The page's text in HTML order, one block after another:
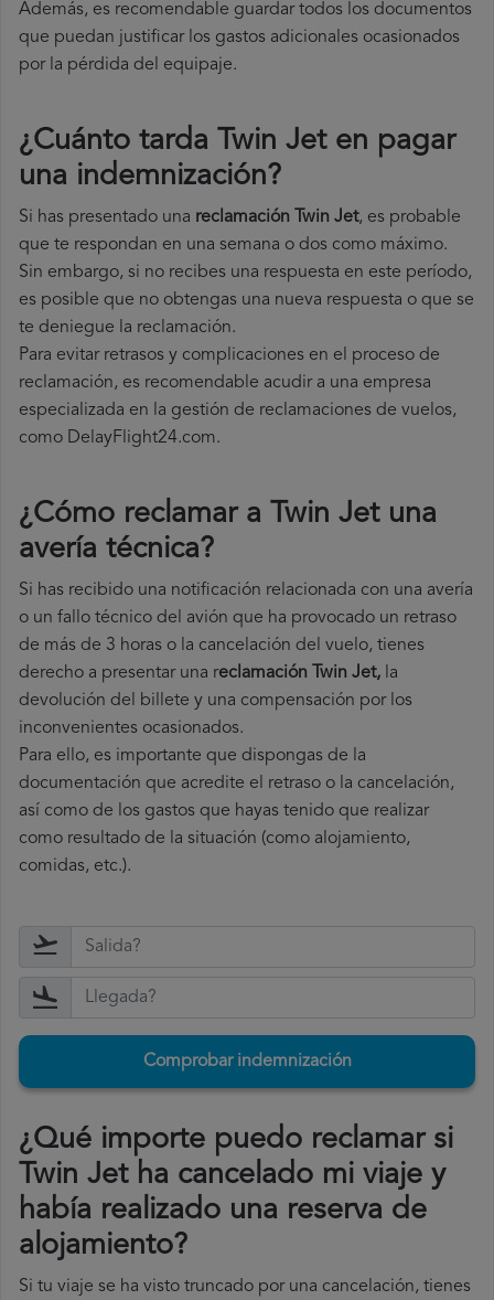
Además, es recomendable guardar todos los documentos
que puedan justificar los gastos adicionales ocasionados
por la pérdida del equipaje.
¿Cuánto tarda Twin Jet en pagar
una indemnización?
Si has presentado una reclamación Twin Jet, es probable
que te respondan en una semana o dos como máximo.
Sin embargo, si no recibes una respuesta en este período,
es posible que no obtengas una nueva respuesta o que se
te deniegue la reclamación.
Para evitar retrasos y complicaciones en el proceso de
reclamación, es recomendable acudir a una empresa
especializada en la gestión de reclamaciones de vuelos,
como DelayFlight24.com.
¿Cómo reclamar a Twin Jet una
avería técnica?
Si has recibido una notificación relacionada con una avería
o un fallo técnico del avión que ha provocado un retraso
de más de 3 horas o la cancelación del vuelo, tienes
derecho a presentar una reclamación Twin Jet, la
devolución del billete y una compensación por los
inconvenientes ocasionados.
Para ello, es importante que dispongas de la
documentación que acredite el retraso o la cancelación,
así como de los gastos que hayas tenido que realizar
como resultado de la situación (como alojamiento,
comidas, etc.).
Comprobar indemnización
¿Qué importe puedo reclamar si
Twin Jet ha cancelado mi viaje y
había realizado una reserva de
alojamiento?
Si tu viaje se ha visto truncado por una cancelación, tienes